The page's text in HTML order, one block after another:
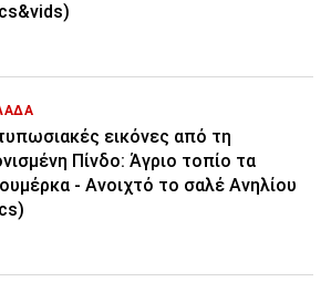
εικόνες από τη
Πίνδο: Άγριο τοπίο τα
- Ανοιχτό το σαλέ Ανηλίου